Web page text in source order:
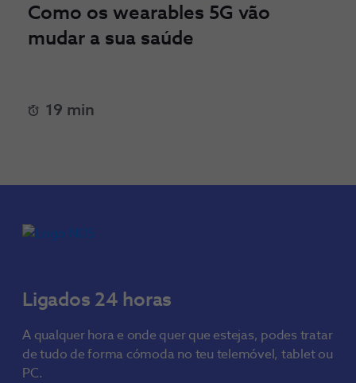
Como os wearables 5G vão
mudar a sua saúde
19 min
Ligados 24 horas
A qualquer hora e onde quer que estejas, podes tratar
de tudo de forma cómoda no teu telemóvel, tablet ou
PC.